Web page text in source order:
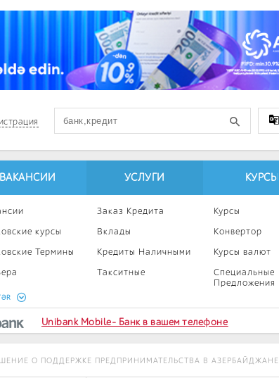
ВАКАНСИИ
курсы
Термины
УСЛУГИ
Заказ Кредита
Вклады
Кредиты Наличными
Такситные
КУРСЫ
Курсы
Конвертор
Курсы валют
Специальные
Предложения
Unibank Mobile- Банк в вашем телефоне
О ПОДДЕРЖКЕ ПРЕДПРИНИМАТЕЛЬСТВА В АЗЕРБАЙДЖАНЕ